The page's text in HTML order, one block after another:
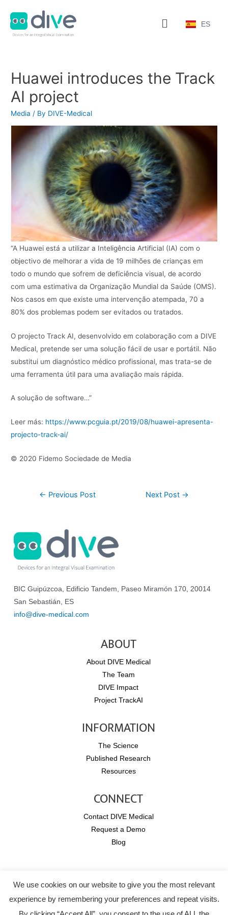
ES
Huawei introduces the Track
AI project
Media / By DIVE-Medical
“A Huawei está a utilizar a Inteligência Artificial (IA) com o
objectivo de melhorar a vida de 19 milhões de crianças em
todo o mundo que sofrem de deficiência visual, de acordo
com uma estimativa da Organização Mundial da Saúde (OMS).
Nos casos em que existe uma intervenção atempada, 70 a
80% dos problemas podem ser evitados ou tratados.
O projecto Track AI, desenvolvido em colaboração com a DIVE
Medical, pretende ser uma solução fácil de usar e portátil. Não
substitui um diagnóstico médico profissional, mas trata-se de
uma ferramenta útil para uma avaliação mais rápida.
A solução de software…”
Leer más: https://www.pcguia.pt/2019/08/huawei-apresenta-
projecto-track-ai/
© 2020 Fidemo Sociedade de Media
← Previous Post Next Post →
BIC Guipúzcoa, Edificio Tandem, Paseo Miramón 170, 20014
San Sebastián, ES
info@dive-medical.com
ABOUT
About DIVE Medical
The Team
DIVE Impact
Project TrackAI
INFORMATION
The Science
Published Research
Resources
CONNECT
Contact DIVE Medical
Request a Demo
Blog
All rights reserved.
Legal Notice-Terms and Conditions
We use cookies on our website to give you the most relevant
experience by remembering your preferences and repeat visits.